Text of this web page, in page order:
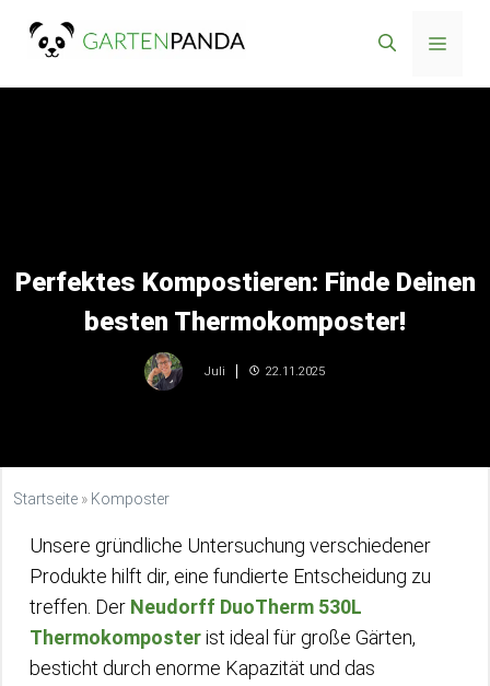
Inhalt
Menü
Perfektes Kompostieren: Finde Deinen
besten Thermokomposter!
Juli 22.11.2025
Startseite » Komposter
Unsere gründliche Untersuchung verschiedener
Produkte hilft dir, eine fundierte Entscheidung zu
treffen. Der Neudorff DuoTherm 530L
Thermokomposterist ideal für große Gärten,
besticht durch enorme Kapazität und das